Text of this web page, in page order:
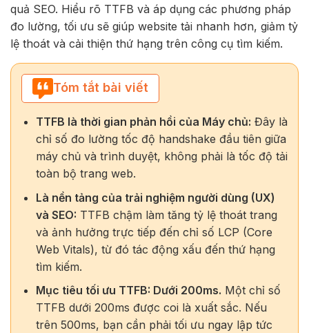
quả SEO. Hiểu rõ TTFB và áp dụng các phương pháp
đo lường, tối ưu sẽ giúp website tải nhanh hơn, giảm tỷ
lệ thoát và cải thiện thứ hạng trên công cụ tìm kiếm.
Tóm tắt bài viết
TTFB là thời gian phản hồi của Máy chủ: Đây là
chỉ số đo lường tốc độ handshake đầu tiên giữa
máy chủ và trình duyệt, không phải là tốc độ tải
toàn bộ trang web.
Là nền tảng của trải nghiệm người dùng (UX)
và SEO: TTFB chậm làm tăng tỷ lệ thoát trang
và ảnh hưởng trực tiếp đến chỉ số LCP (Core
Web Vitals), từ đó tác động xấu đến thứ hạng
tìm kiếm.
Mục tiêu tối ưu TTFB: Dưới 200ms. Một chỉ số
TTFB dưới 200ms được coi là xuất sắc. Nếu
trên 500ms, bạn cần phải tối ưu ngay lập tức